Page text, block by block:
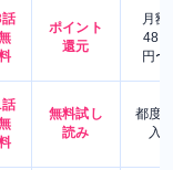
ポイント
還元
月額
480
円〜
無料試し
読み
都度
入